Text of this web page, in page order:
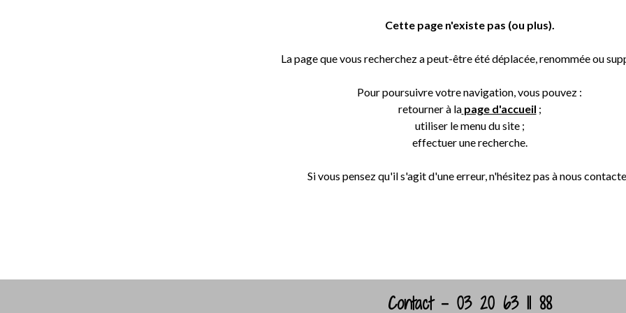
Cette page n'existe pas (ou plus).
La page que vous recherchez a peut-être été déplacée, renommée ou
Pour poursuivre votre navigation, vous pouvez :
retourner à la page d'accueil ;
utiliser le menu du site ;
effectuer une recherche.
Si vous pensez qu'il s'agit d'une erreur, n'hésitez pas à nous
Contact - 03 20 63 11 88